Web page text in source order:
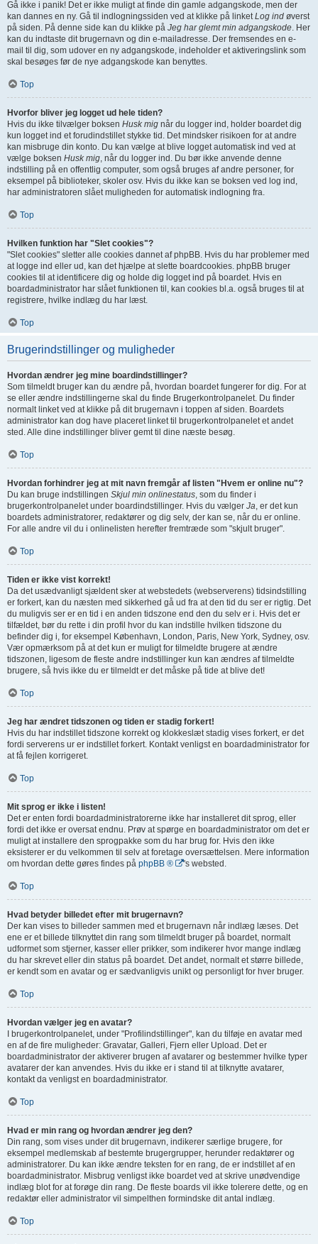
Gå ikke i panik! Det er ikke muligt at finde din gamle adgangskode, men der
kan dannes en ny. Gå til indlogningssiden ved at klikke på linket Log ind øverst
på siden. På denne side kan du klikke på Jeg har glemt min adgangskode . Her
kan du indtaste dit brugernavn og din e-mailadresse. Der fremsendes en e-
mail til dig, som udover en ny adgangskode, indeholder et aktiveringslink som
skal besøges før de nye adgangskode kan benyttes.
Top
Hvorfor bliver jeg logget ud hele tiden?
Hvis du ikke tilvælger boksen Husk mig når du logger ind, holder boardet dig
kun logget ind et forudindstillet stykke tid. Det mindsker risikoen for at andre
kan misbruge din konto. Du kan vælge at blive logget automatisk ind ved at
vælge boksen Husk mig , når du logger ind. Du bør ikke anvende denne
indstilling på en offentlig computer, som også bruges af andre personer, for
eksempel på biblioteker, skoler osv. Hvis du ikke kan se boksen ved log ind,
har administratoren slået muligheden for automatisk indlogning fra.
Top
Hvilken funktion har "Slet cookies"?
"Slet cookies" sletter alle cookies dannet af phpBB. Hvis du har problemer med
at logge ind eller ud, kan det hjælpe at slette boardcookies. phpBB bruger
cookies til at identificere dig og holde dig logget ind på boardet. Hvis en
boardadministrator har slået funktionen til, kan cookies bl.a. også bruges til at
registrere, hvilke indlæg du har læst.
Top
Brugerindstillinger og muligheder
Hvordan ændrer jeg mine boardindstillinger?
Som tilmeldt bruger kan du ændre på, hvordan boardet fungerer for dig. For at
se eller ændre indstillingerne skal du finde Brugerkontrolpanelet. Du finder
normalt linket ved at klikke på dit brugernavn i toppen af siden. Boardets
administrator kan dog have placeret linket til brugerkontrolpanelet et andet
sted. Alle dine indstillinger bliver gemt til dine næste besøg.
Top
Hvordan forhindrer jeg at mit navn fremgår af listen "Hvem er online nu"?
Du kan bruge indstillingen Skjul min onlinestatus , som du finder i
brugerkontrolpanelet under boardindstillinger. Hvis du vælger Ja , er det kun
boardets administratorer, redaktører og dig selv, der kan se, når du er online.
For alle andre vil du i onlinelisten herefter fremtræde som "skjult bruger".
Top
Tiden er ikke vist korrekt!
Da det usædvanligt sjældent sker at webstedets (webserverens) tidsindstilling
er forkert, kan du næsten med sikkerhed gå ud fra at den tid du ser er rigtig. Det
du muligvis ser er en tid i en anden tidszone end den du selv er i. Hvis det er
tilfældet, bør du rette i din profil hvor du kan indstille hvilken tidszone du
befinder dig i, for eksempel København, London, Paris, New York, Sydney, osv.
Vær opmærksom på at det kun er muligt for tilmeldte brugere at ændre
tidszonen, ligesom de fleste andre indstillinger kun kan ændres af tilmeldte
brugere, så hvis ikke du er tilmeldt er det måske på tide at blive det!
Top
Jeg har ændret tidszonen og tiden er stadig forkert!
Hvis du har indstillet tidszone korrekt og klokkeslæt stadig vises forkert, er det
fordi serverens ur er indstillet forkert. Kontakt venligst en boardadministrator for
at få fejlen korrigeret.
Top
Mit sprog er ikke i listen!
Det er enten fordi boardadministratorerne ikke har installeret dit sprog, eller
fordi det ikke er oversat endnu. Prøv at spørge en boardadministrator om det er
muligt at installere den sprogpakke som du har brug for. Hvis den ikke
eksisterer er du velkommen til selv at foretage oversættelsen. Mere information
om hvordan dette gøres findes på phpBB ® 's websted.
Top
Hvad betyder billedet efter mit brugernavn?
Der kan vises to billeder sammen med et brugernavn når indlæg læses. Det
ene er et billede tilknyttet din rang som tilmeldt bruger på boardet, normalt
udformet som stjerner, kasser eller prikker, som indikerer hvor mange indlæg
du har skrevet eller din status på boardet. Det andet, normalt et større billede,
er kendt som en avatar og er sædvanligvis unikt og personligt for hver bruger.
Top
Hvordan vælger jeg en avatar?
I brugerkontrolpanelet, under "Profilindstillinger", kan du tilføje en avatar med
en af de fire muligheder: Gravatar, Galleri, Fjern eller Upload. Det er
boardadministrator der aktiverer brugen af avatarer og bestemmer hvilke typer
avatarer der kan anvendes. Hvis du ikke er i stand til at tilknytte avatarer,
kontakt da venligst en boardadministrator.
Top
Hvad er min rang og hvordan ændrer jeg den?
Din rang, som vises under dit brugernavn, indikerer særlige brugere, for
eksempel medlemskab af bestemte brugergrupper, herunder redaktører og
administratorer. Du kan ikke ændre teksten for en rang, de er indstillet af en
boardadministrator. Misbrug venligst ikke boardet ved at skrive unødvendige
indlæg blot for at forøge din rang. De fleste boards vil ikke tolerere dette, og en
redaktør eller administrator vil simpelthen formindske dit antal indlæg.
Top